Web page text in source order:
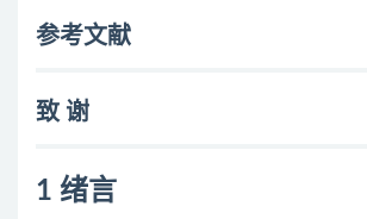
参考文献
致 谢
1 绪言